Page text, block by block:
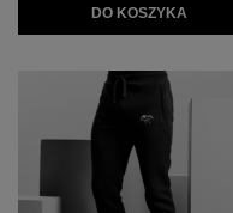
DO KOSZYKA